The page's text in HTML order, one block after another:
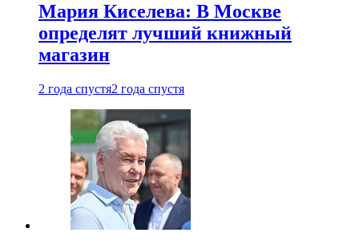
Мария Киселева: В Москве
определят лучший книжный
магазин
2 года спустя2 года спустя